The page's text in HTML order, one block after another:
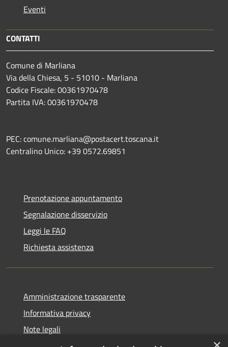
Eventi
CONTATTI
Comune di Marliana
Via della Chiesa, 5 - 51010 - Marliana
Codice Fiscale: 00361970478
Partita IVA: 00361970478
PEC: comune.marliana@postacert.toscana.it
Centralino Unico: +39 0572.69851
Prenotazione appuntamento
Segnalazione disservizio
Leggi le FAQ
Richiesta assistenza
Amministrazione trasparente
Informativa privacy
Note legali